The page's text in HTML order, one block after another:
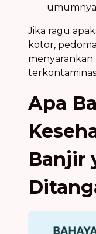
Jika ragu
kotor,
menyarankan
Apa
Banjir